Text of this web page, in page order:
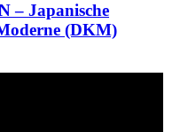
– Japanische
(DKM)